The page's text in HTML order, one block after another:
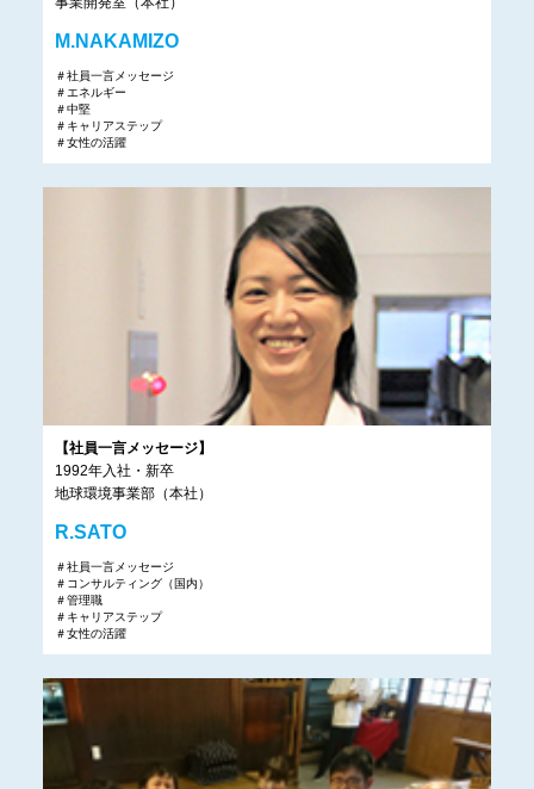
M.NAKAMIZO
＃社員一言メッセージ
＃エネルギー
＃中堅
＃キャリアステップ
＃女性の活躍
【社員一言メッセージ】
1992年入社・新卒
地球環境事業部（本社）
R.SATO
＃社員一言メッセージ
＃コンサルティング（国内）
＃管理職
＃キャリアステップ
＃女性の活躍